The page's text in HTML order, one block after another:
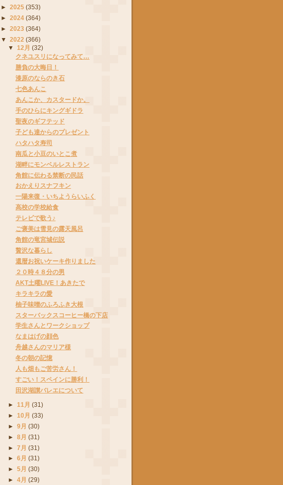
► 2025 (353)
► 2024 (364)
► 2023 (364)
▼ 2022 (366)
▼ 12月(32)
クネユスリになってみて…
勝負の大晦日！
漆原のならのき石
七色あんこ
あんこか、カスタードか。
手のひらにキングギドラ
聖夜のギフテッド
子ども達からのプレゼント
ハタハタ寿司
南瓜と小豆のいとこ煮
湖畔にモンベルレストラン
角館に伝わる禁断の民話
おかえりスナフキン
一陽来復・いちようらいふく
高校の学校給食
テレビで歌う♪
ご褒美は雪見の露天風呂
角館の竜宮城伝説
贅沢な暮らし
還暦お祝いケーキ作りました
２０時４８分の男
AKT土曜LIVE！あきたで
キラキラの愛
柚子味噌のふろふき大根
スターバックスコーヒー橋の下店
学生さんとワークショップ
なまはげの顔色
舟越さんのマリア様
冬の朝の記憶
人も畑もご苦労さん！
すごい！スペインに勝利！
田沢湖讃バレエについて
► 11月(31)
► 10月(33)
►9月(30)
►8月(31)
►7月(31)
►6月(31)
►5月(30)
►4月(29)